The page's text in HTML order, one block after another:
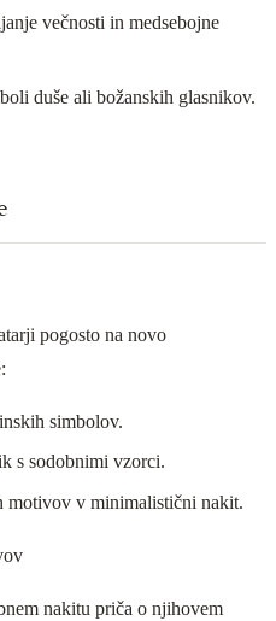
večnosti in medsebojne
duše ali božanskih glasnikov.
pogosto na novo
simbolov.
s sodobnimi vzorci.
motivov v minimalistični nakit.
nakitu priča o njihovem